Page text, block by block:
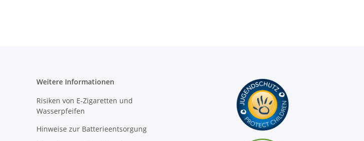
Weitere Informationen
Risiken von E-Zigaretten und
Wasserpfeifen
Hinweise zur Batterieentsorgung